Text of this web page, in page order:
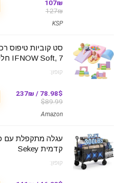
107₪
127₪
KSP
סט קוביות טיפוס
IFNOW Soft, 7 חלקים
קופון:
78.98$ / 237₪
$89.99
Amazon
עגלה מתקפלת עם
קדמית Sekey
קופון: